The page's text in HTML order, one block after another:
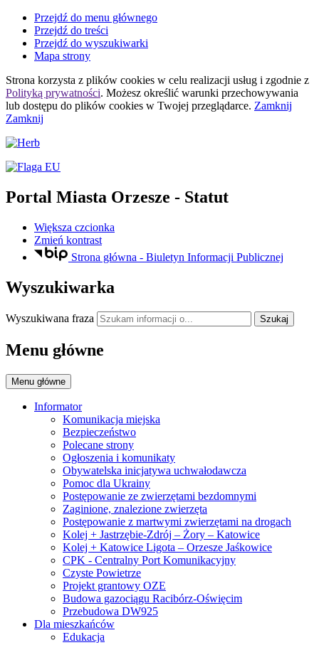
Przejdź do menu głównego
Przejdź do treści
Przejdź do wyszukiwarki
Mapa strony
Strona korzysta z plików cookies w celu realizacji usług i zgodnie z
Polityką prywatności. Możesz określić warunki przechowywania
lub dostępu do plików cookies w Twojej przeglądarce. Zamknij
Zamknij
Portal Miasta Orzesze - Statut
Większa czcionka
Zmień kontrast
Strona główna - Biuletyn Informacji Publicznej
Wyszukiwarka
Wyszukiwana fraza Szukaj
Menu główne
Menu główne
Informator
Komunikacja miejska
Bezpieczeństwo
Polecane strony
Ogłoszenia i komunikaty
Obywatelska inicjatywa uchwałodawcza
Pomoc dla Ukrainy
Postępowanie ze zwierzętami bezdomnymi
Zaginione, znalezione zwierzęta
Postępowanie z martwymi zwierzętami na drogach
Kolej + Jastrzębie-Zdrój – Żory – Katowice
Kolej + Katowice Ligota – Orzesze Jaśkowice
CPK - Centralny Port Komunikacyjny
Czyste Powietrze
Projekt grantowy OZE
Budowa gazociągu Racibórz-Oświęcim
Przebudowa DW925
Dla mieszkańców
Edukacja